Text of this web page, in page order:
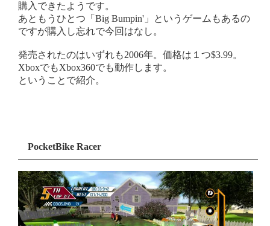
購入できたようです。
あともうひとつ「Big Bumpin'」というゲームもあるの
ですが購入し忘れで今回はなし。
発売されたのはいずれも2006年。価格は１つ$3.99。
XboxでもXbox360でも動作します。
ということで紹介。
PocketBike Racer